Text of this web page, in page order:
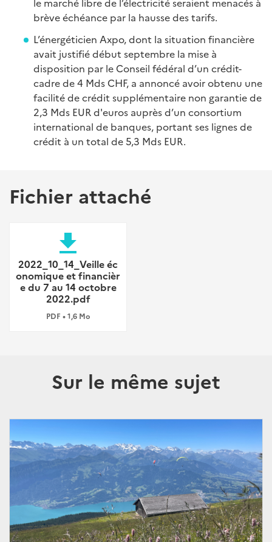
brève échéance par la hausse des tarifs.
L’énergéticien Axpo, dont la situation financière
avait justifié début septembre la mise à
disposition par le Conseil fédéral d’un crédit-
cadre de 4 Mds CHF, a annoncé avoir obtenu une
facilité de crédit supplémentaire non garantie de
2,3 Mds EUR d'euros auprès d’un consortium
international de banques, portant ses lignes de
crédit à un total de 5,3 Mds EUR.
Fichier attaché
file_download
2022_10_14_Veille éc
onomique et financièr
e du 7 au 14 octobre
2022.pdf
PDF • 1,6 Mo
Sur le même sujet